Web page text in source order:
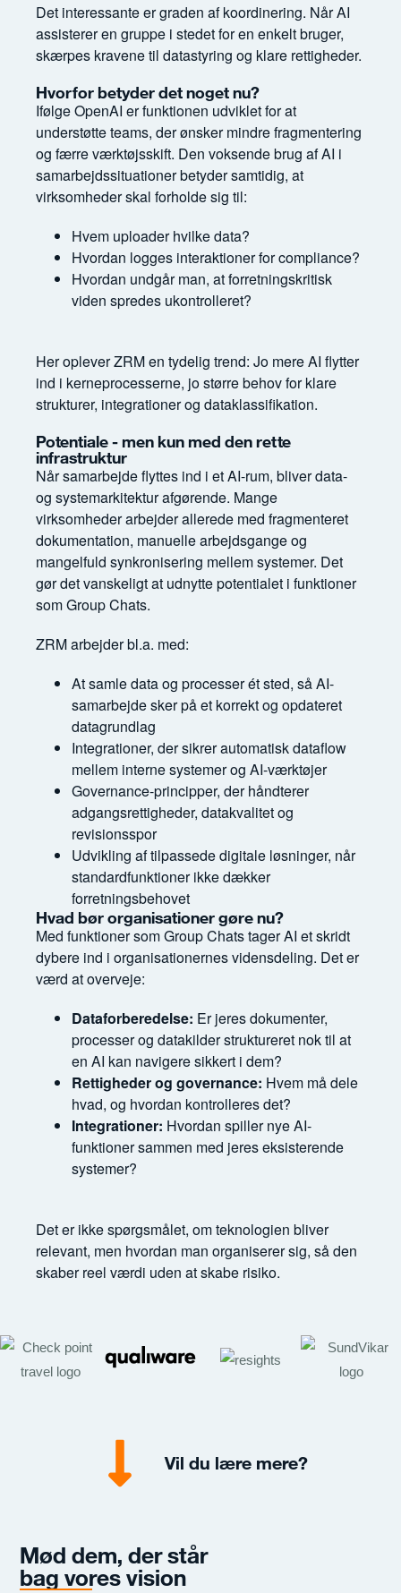
Det interessante er graden af koordinering. Når AI
assisterer en gruppe i stedet for en enkelt bruger,
skærpes kravene til datastyring og klare rettigheder.
Hvorfor betyder det noget nu?
Ifølge OpenAI er funktionen udviklet for at
understøtte teams, der ønsker mindre fragmentering
og færre værktøjsskift. Den voksende brug af AI i
samarbejdssituationer betyder samtidig, at
virksomheder skal forholde sig til:
Hvem uploader hvilke data?
Hvordan logges interaktioner for compliance?
Hvordan undgår man, at forretningskritisk
viden spredes ukontrolleret?
Her oplever ZRM en tydelig trend: Jo mere AI flytter
ind i kerneprocesserne, jo større behov for klare
strukturer, integrationer og dataklassifikation.
Potentiale - men kun med den rette
infrastruktur
Når samarbejde flyttes ind i et AI-rum, bliver data-
og systemarkitektur afgørende. Mange
virksomheder arbejder allerede med fragmenteret
dokumentation, manuelle arbejdsgange og
mangelfuld synkronisering mellem systemer. Det
gør det vanskeligt at udnytte potentialet i funktioner
som Group Chats.
ZRM arbejder bl.a. med:
At samle data og processer ét sted, så AI-
samarbejde sker på et korrekt og opdateret
datagrundlag
Integrationer, der sikrer automatisk dataflow
mellem interne systemer og AI-værktøjer
Governance-principper, der håndterer
adgangsrettigheder, datakvalitet og
revisionsspor
Udvikling af tilpassede digitale løsninger, når
standardfunktioner ikke dækker
forretningsbehovet
Hvad bør organisationer gøre nu?
Med funktioner som Group Chats tager AI et skridt
dybere ind i organisationernes vidensdeling. Det er
værd at overveje:
Dataforberedelse: Er jeres dokumenter,
processer og datakilder struktureret nok til at
en AI kan navigere sikkert i dem?
Rettigheder og governance: Hvem må dele
hvad, og hvordan kontrolleres det?
Integrationer: Hvordan spiller nye AI-
funktioner sammen med jeres eksisterende
systemer?
Det er ikke spørgsmålet, om teknologien bliver
relevant, men hvordan man organiserer sig, så den
skaber reel værdi uden at skabe risiko.
Vil du lære mere?
Mød dem, der står
bag vores vision